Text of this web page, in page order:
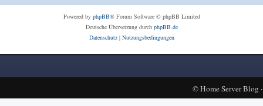
Powered by phpBB® Forum Software © phpBB Limited
Deutsche Übersetzung durch phpBB.de
Datenschutz| Nutzungsbedingungen
©Home Server Blog